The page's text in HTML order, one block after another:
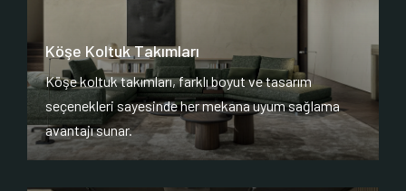
Köşe Koltuk Takımları
Köşe koltuk takımları, farklı boyut ve tasarım
seçenekleri sayesinde her mekana uyum sağlama
avantajı sunar.